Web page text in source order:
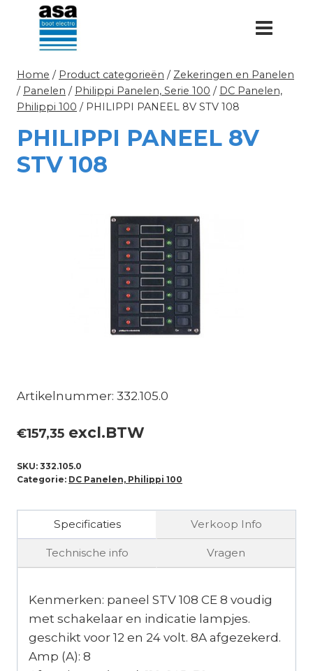
Doorgaan
inhoud
Home / Product categorieën / Zekeringen en Panelen
/ Panelen / Philippi Panelen, Serie 100 / DC Panelen,
Philippi 100 / PHILIPPI PANEEL 8V STV 108
PHILIPPI PANEEL 8V
STV 108
Artikelnummer: 332.105.0
€157,35 excl.BTW
SKU: 332.105.0
Categorie: DC Panelen, Philippi 100
Specificaties Verkoop Info
Technische info Vragen
Kenmerken: paneel STV 108 CE 8 voudig
met schakelaar en indicatie lampjes.
geschikt voor 12 en 24 volt. 8A afgezekerd.
Amp (A): 8